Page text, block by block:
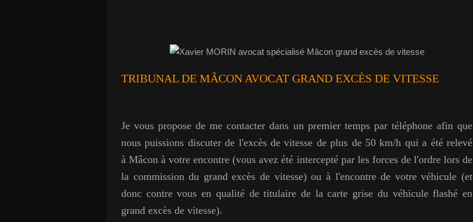
TRIBUNAL DE MÂCON AVOCAT GRAND EXCÈS DE VITESSE
Je vous propose de me contacter dans un premier temps par téléphone afin que
nous puissions discuter de l'excès de vitesse de plus de 50 km/h qui a été relevé
à Mâcon à votre encontre (vous avez été intercepté par les forces de l'ordre lors de
la commission du grand excès de vitesse) ou à l'encontre de votre véhicule (et
donc contre vous en qualité de titulaire de la carte grise du véhicule flashé en
grand excès de vitesse).